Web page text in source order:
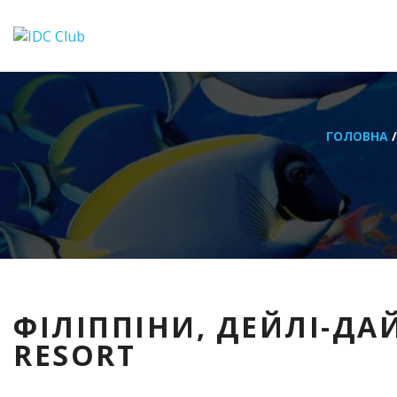
ГОЛОВНА /
ФІЛІППІНИ, ДЕЙЛІ-
RESORT